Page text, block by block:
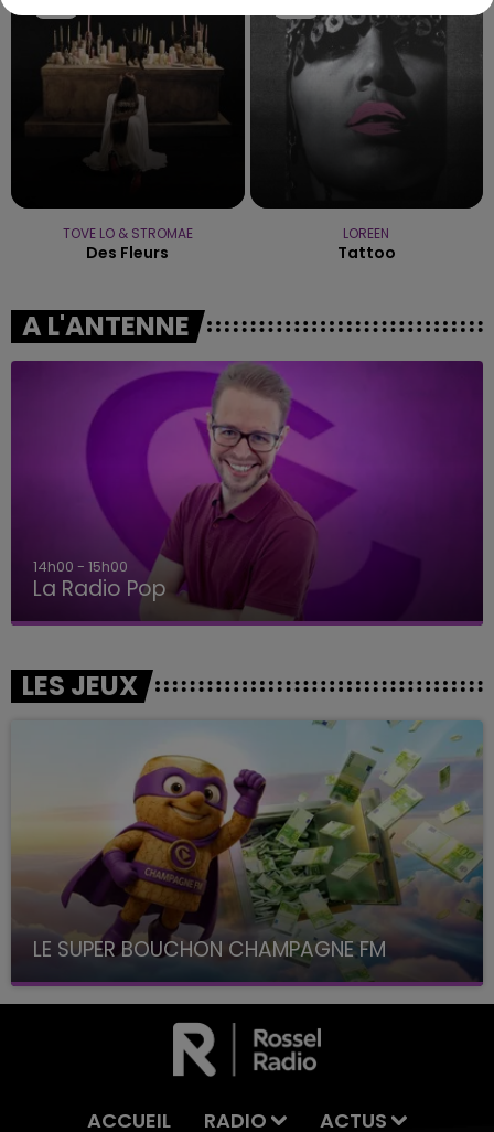
TOVE LO & STROMAE
Des Fleurs
LOREEN
Tattoo
A L'ANTENNE
15h00 - 19h00
Le Club Champagne FM
LES JEUX
LE SUPER BOUCHON CHAMPAGNE FM
avec La Famille Champagne FM, à 8H10
ACCUEIL RADIO ACTUS